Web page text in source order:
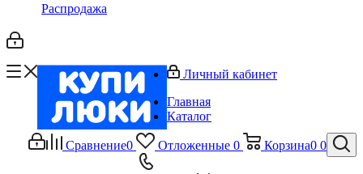
Распродажа
Сравнение0 Отложенные 0 Корзина0 0
Личный кабинет
Главная
Каталог